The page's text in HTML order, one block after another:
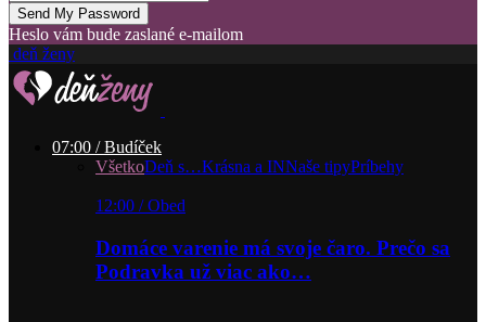
Heslo vám bude zaslané e-mailom
deň ženy
07:00 / Budíček
VšetkoDeň s…Krásna a INNaše tipyPríbehy
12:00 / Obed
Domáce varenie má svoje čaro. Prečo sa
Podravka už viac ako…